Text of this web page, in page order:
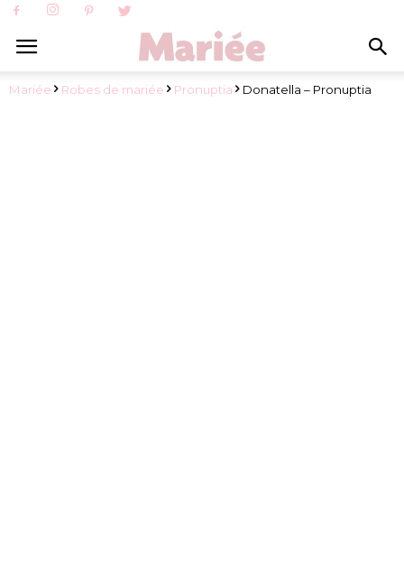
Mariée Robes de mariée Pronuptia Donatella – Pronuptia